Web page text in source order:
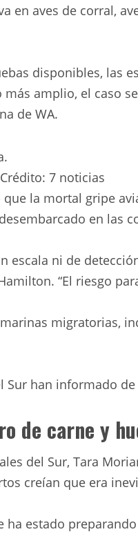
en aves de corral,
disponibles, las
amplio, el caso
de WA.
Crédito: 7 noticias
la mortal gripe
en las
escala ni de
“El riesgo
migratorias,
Sur han informado
de carne y
del Sur, Tara
creían que era
ha estado